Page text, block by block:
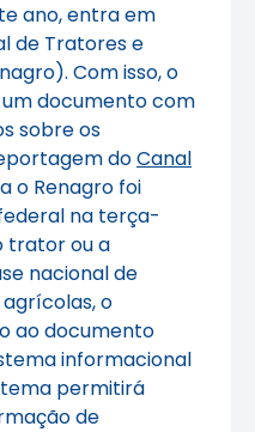
ano, entra em
de Tratores e
Com isso, o
documento com
sobre os
doCanal
o Renagro foi
na terça-
trator ou a
nacional de
o
ao documento
informacional
permitirá
de